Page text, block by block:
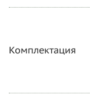
Комплектация